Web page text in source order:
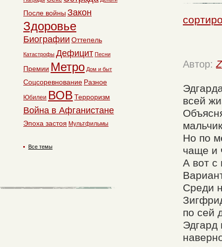
Автор:
всей
Но по
чаще и
А вот с
Среди
по сей
Эдгард
После войны Закон
Здоровье
Биографии Оттепель
Катастрофы Дефицит Песни
Премии Метро Дом и быт
Соцсоревнование Разное
Юбилеи ВОВ Терроризм
Война в Афганистане
Эпоха застоя Мультфильмы
Все темы